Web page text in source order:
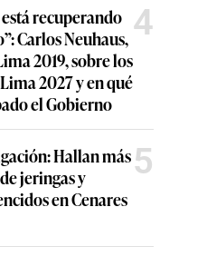
recuperando
Carlos Neuhaus,
2019, sobre los
2027 y en qué
el Gobierno
4
Hallan más
jeringas y
en Cenares
5